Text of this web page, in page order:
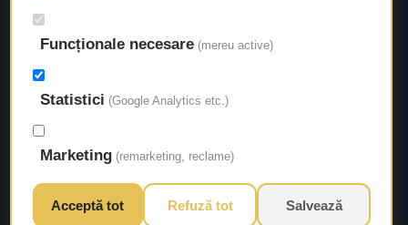
Livrare rapidă
Asigurăm un timp de livrare scurt, astfel încât să aveți
acces la piesele necesare fără întârzieri.
© 2026 Autorival. Toate drepturile rezervate.
Funcționale necesare (mereu active)
Statistici (Google Analytics etc.)
Marketing (remarketing, reclame)
Acceptă tot Refuză tot Salvează